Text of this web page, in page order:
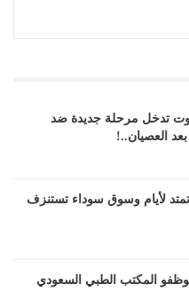
تدخل مرحلة جديدة ضد
العصيان..!
تمتد لأيام وسوق سوداء تستنزف
المكتب الطبي السعودي